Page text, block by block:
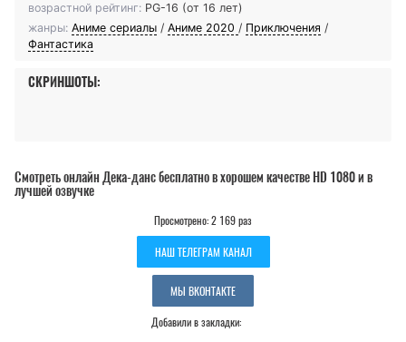
возрастной рейтинг: PG-16 (от 16 лет)
жанры: Аниме сериалы / Аниме 2020 / Приключения /
Фантастика
СКРИНШОТЫ:
Смотреть онлайн Дека-данс бесплатно в хорошем качестве HD 1080 и в
лучшей озвучке
Просмотрено: 2 169 раз
НАШ ТЕЛЕГРАМ КАНАЛ
МЫ ВКОНТАКТЕ
Добавили в закладки: